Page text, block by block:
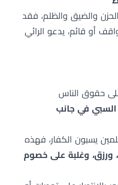
والضيق والظلم، فقد
أو قائم، يدعو الرائي
حقوق الناس
السبي في جانب
يسبون الكفار، فهذه
ورزق، وغلبة على خصوم